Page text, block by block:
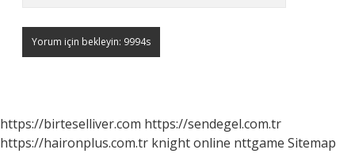
https://birteselliver.com https://sendegel.com.tr
https://haironplus.com.tr knight online nttgame Sitemap